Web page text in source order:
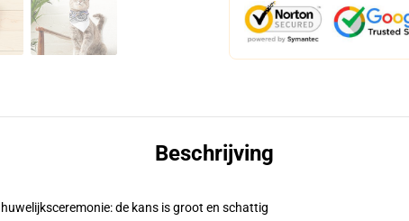
Beschrijving
de kans is groot en schattig